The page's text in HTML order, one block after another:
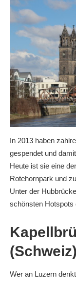
In 2013 haben
gespendet und
Heute ist sie eine
Rotehornpark und
Unter der
schönsten Hotspots
(Schweiz)
Wer an Luzern